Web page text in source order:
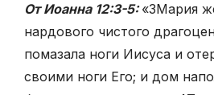
От Иоанна 12:3-5:«3Мария
нардового чистого
помазала ноги Иисуса и
своими ноги Его; и дом